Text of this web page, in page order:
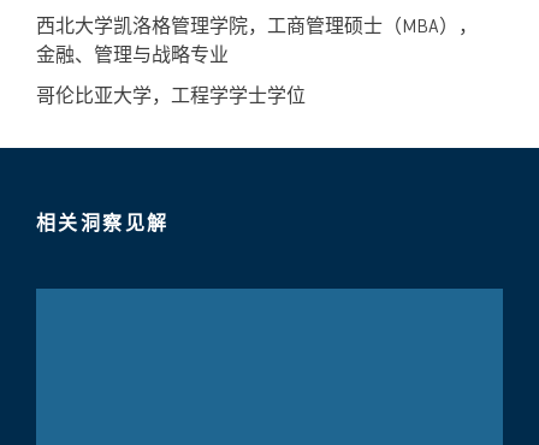
西北大学凯洛格管理学院，工商管理硕士（MBA），
金融、管理与战略专业
哥伦比亚大学，工程学学士学位
相关洞察见解